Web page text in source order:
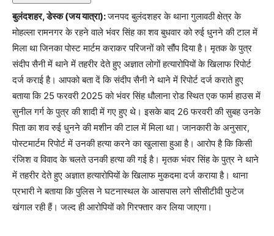
बुलंदशहर, डेस्क (जय यात्रा):जनपद बुलंदशहर के थाना गुलावठी क्षेत्र के
मोहल्ला रामनगर के रहने वाले भंवर सिंह का शव बुधवार को रुई धुनने की टाल में
मिला था जिनका पोस्ट मार्टम कराकर परिजनों को सौंप दिया है। मृतक के पुत्र
संदीप सैनी में थाने में तहरीर देते हुए अज्ञात लोगों हत्यारोपियों के खिलाफ रिपोर्ट
दर्ज कराई है। आपको बता दें कि संदीप सैनी ने थाने में रिपोर्ट दर्ज कराते हुए
बताया कि 25 फरवरी 2025 को भंवर सिंह धौलाना रोड स्थित एक फार्म हाउस में
सुनील गर्ग के पुत्र की शादी में गए हुए थे। इसके बाद 26 फरवरी की सुबह उनके
पिता का शव रुई धुनने की मशीन की टाल में मिला था। जानकारी के अनुसार,
पोस्टमार्टम रिपोर्ट में उनकी हत्या करने का खुलासा हुआ है। आरोप है कि किसी
रंजिश व विवाद के चलते उनकी हत्या की गई है। मृतक भंवर सिंह के पुत्र ने थाने
में तहरीर देते हुए अज्ञात हत्यारोपियों के खिलाफ मुकदमा दर्ज कराया है। थाना
प्रभारी ने बताया कि पुलिस ने घटनास्थल के आसपास लगे सीसीटीवी फुटेज
खंगाल रही हैं। जल्द ही आरोपियों को गिरफ्तार कर लिया जाएगा।